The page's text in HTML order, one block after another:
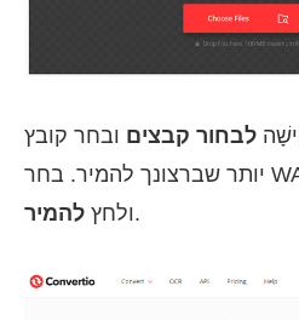
לבחור קבצים ובחר קובץ MP3 אחד או
יותר שברצונך להמיר. בחר WAV ברשימת הפורמטים
ולחץ להמיר .